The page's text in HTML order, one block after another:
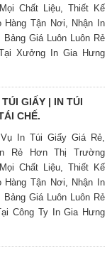
Chất Liệu, Thiết Kế
Hàng Tận Nơi, Nhận In
Giá Luôn Luôn Rẻ
Xưởng In Gia Hưng
GIẤY | IN TÚI
CHẾ.
In Túi Giấy Giá Rẻ,
Rẻ Hơn Thị Trường
Chất Liệu, Thiết Kế
Hàng Tận Nơi, Nhận In
Giá Luôn Luôn Rẻ
Công Ty In Gia Hưng